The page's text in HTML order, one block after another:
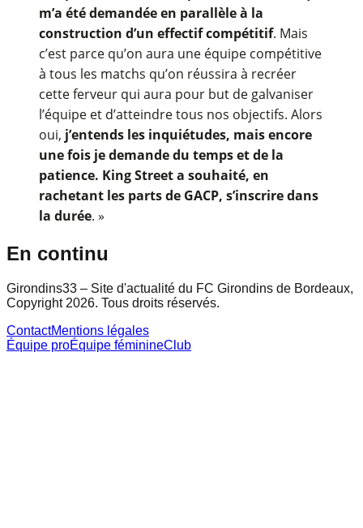
m’a été demandée en parallèle à la
construction d’un effectif compétitif. Mais
c’est parce qu’on aura une équipe compétitive
à tous les matchs qu’on réussira à recréer
cette ferveur qui aura pour but de galvaniser
l’équipe et d’atteindre tous nos objectifs. Alors
oui, j’entends les inquiétudes, mais encore
une fois je demande du temps et de la
patience. King Street a souhaité, en
rachetant les parts de GACP, s’inscrire dans
la durée. »
En continu
Girondins33 – Site d'actualité du FC Girondins de Bordeaux,
Copyright 2026. Tous droits réservés.
ContactMentions légales
Équipe proÉquipe féminineClub